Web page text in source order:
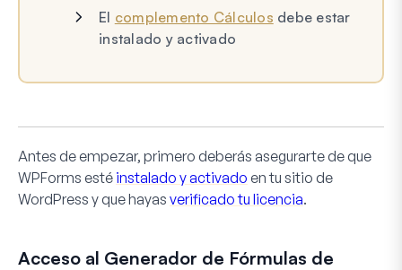
El complemento Cálculos debe estar
instalado y activado
Antes de empezar, primero deberás asegurarte de que
WPForms esté instalado y activado en tu sitio de
WordPress y que hayas verificado tu licencia.
Acceso al Generador de Fórmulas de